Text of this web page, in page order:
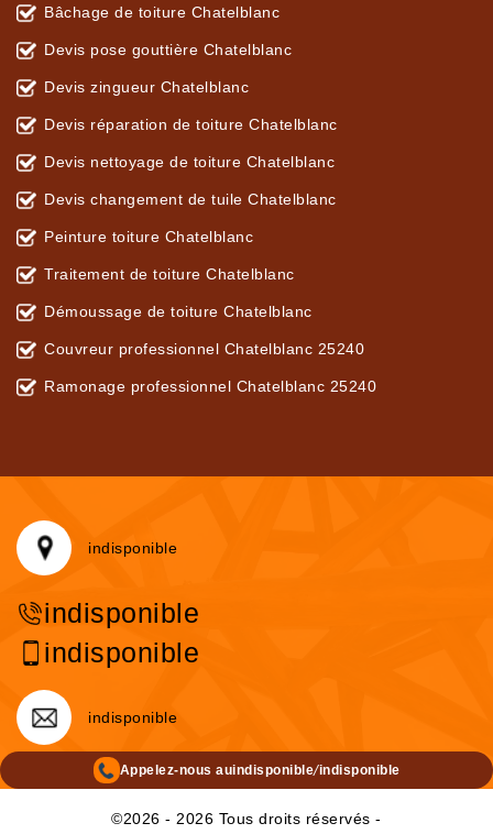
Bâchage de toiture Chatelblanc
Devis pose gouttière Chatelblanc
Devis zingueur Chatelblanc
Devis réparation de toiture Chatelblanc
Devis nettoyage de toiture Chatelblanc
Devis changement de tuile Chatelblanc
Peinture toiture Chatelblanc
Traitement de toiture Chatelblanc
Démoussage de toiture Chatelblanc
Couvreur professionnel Chatelblanc 25240
Ramonage professionnel Chatelblanc 25240
indisponible
indisponible
indisponible
indisponible
Appelez-nous auindisponible/indisponible
©2026 - 2026 Tous droits réservés -